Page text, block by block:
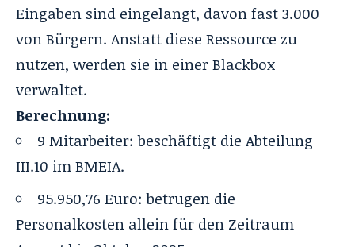
Eingaben sind eingelangt, davon fast 3.000
von Bürgern. Anstatt diese Ressource zu
nutzen, werden sie in einer Blackbox
verwaltet.
Berechnung:
9 Mitarbeiter: beschäftigt die Abteilung
III.10 im BMEIA.
95.950,76 Euro: betrugen die
Personalkosten allein für den Zeitraum